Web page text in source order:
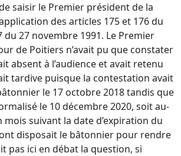
saisir le Premier président de la
des articles 175 et 176 du
du 27 novembre 1991. Le Premier
de Poitiers n’avait pu que constater
absent à l’audience et avait retenu
tardive puisque la contestation avait
le 17 octobre 2018 tandis que
le 10 décembre 2020, soit au-
mois suivant la date d’expiration du
disposait le bâtonnier pour rendre
pas ici en débat la question, si